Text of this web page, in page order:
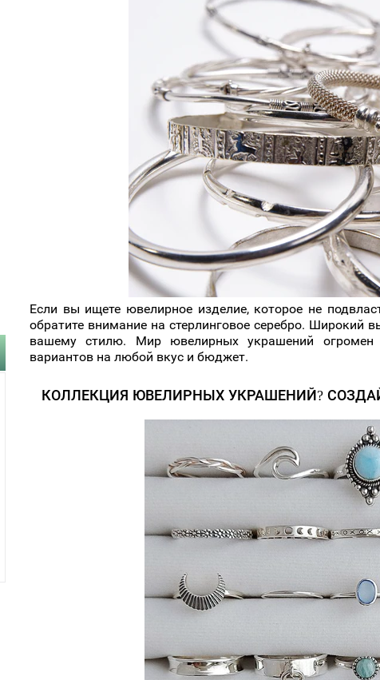
Если вы ищете ювелирное изделие, которое не
обратите внимание на стерлинговое серебро. Широкий
вашему стилю. Мир ювелирных украшений огромен
вариантов на любой вкус и бюджет.
КОЛЛЕКЦИЯ ЮВЕЛИРНЫХ УКРАШЕНИЙ?